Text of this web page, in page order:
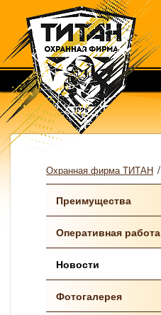
Охранная фирма ТИТАН /
Преимущества
Оперативная работа
Новости
Фотогалерея